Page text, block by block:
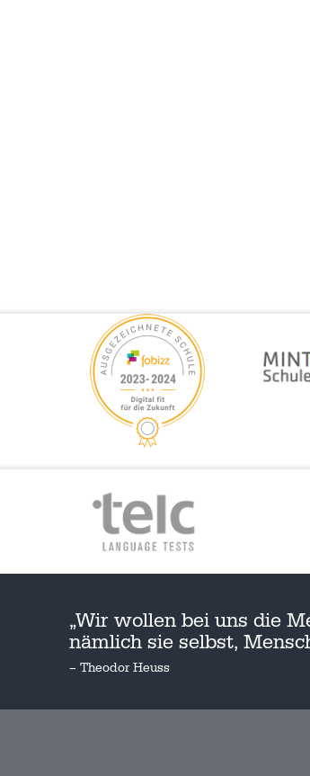
„Wir wollen bei uns die
nämlich sie selbst,
– Theodor Heuss